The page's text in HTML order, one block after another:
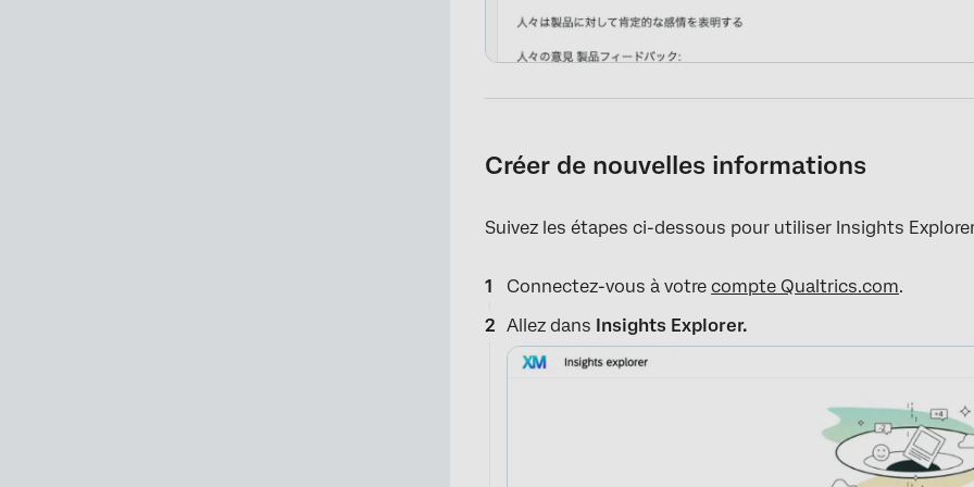
Créer de nouvelles informations
Suivez les étapes ci-dessous pour utiliser Insights
Connectez-vous à votrecompte Qualtrics.com.
Allez dans Insights Explorer.